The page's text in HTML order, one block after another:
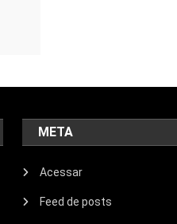
META
Acessar
Feed de posts